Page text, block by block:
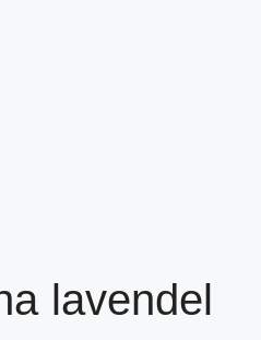
lavendel